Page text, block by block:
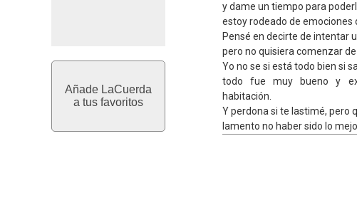
Añade LaCuerda
a tus favoritos
y dame un tiempo para
estoy rodeado de emociones
Pensé en decirte de intentar
pero no quisiera comenzar
Yo no se si está todo bien si
todo fue muy bueno y
habitación.
Y perdona si te lastimé, pero
lamento no haber sido lo